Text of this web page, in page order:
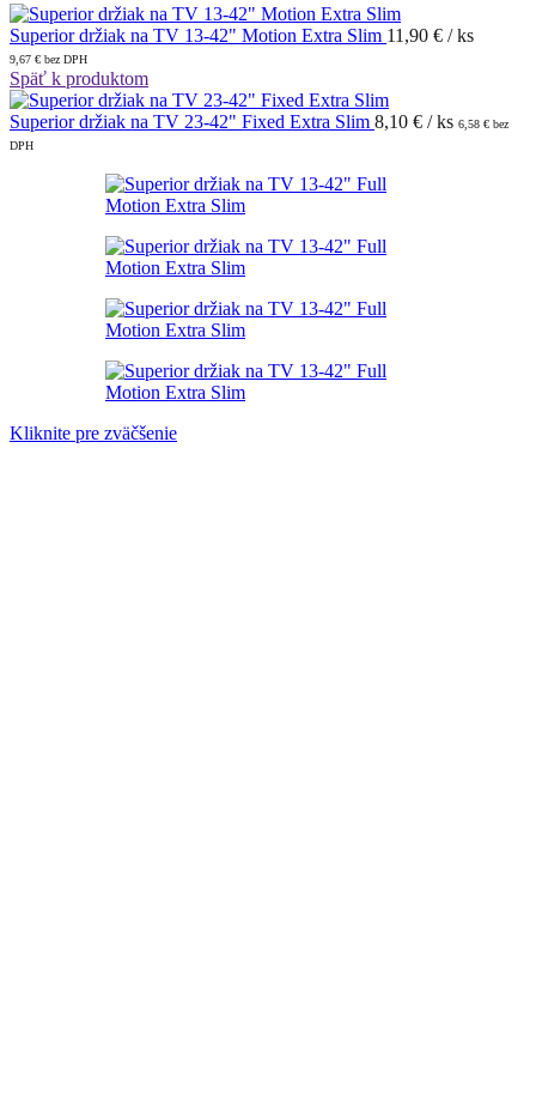
Superior držiak na TV 13-42" Motion Extra Slim 11,90 € / ks
9,67 € bez DPH
Späť k produktom
Superior držiak na TV 23-42" Fixed Extra Slim 8,10 € / ks 6,58 € bez
DPH
Kliknite pre zväčšenie